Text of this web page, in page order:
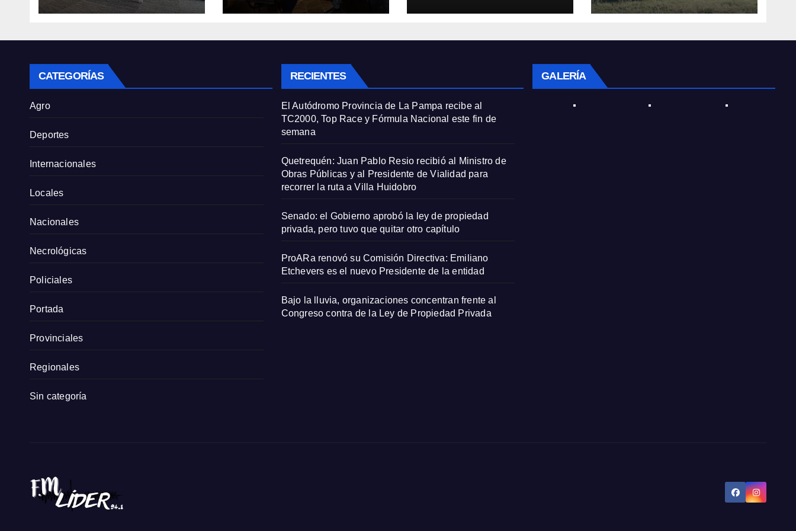
Nacional este fin de
Presidente de Vialidad
otro capítulo
la entidad
CATEGORÍAS
Agro
Deportes
Internacionales
Locales
Nacionales
Necrológicas
Policiales
Portada
Provinciales
Regionales
Sin categoría
RECIENTES
El Autódromo Provincia de La Pampa recibe al
TC2000, Top Race y Fórmula Nacional este fin de
semana
Quetrequén: Juan Pablo Resio recibió al Ministro de
Obras Públicas y al Presidente de Vialidad para
recorrer la ruta a Villa Huidobro
Senado: el Gobierno aprobó la ley de propiedad
privada, pero tuvo que quitar otro capítulo
ProARa renovó su Comisión Directiva: Emiliano
Etchevers es el nuevo Presidente de la entidad
Bajo la lluvia, organizaciones concentran frente al
Congreso contra de la Ley de Propiedad Privada
GALERÍA